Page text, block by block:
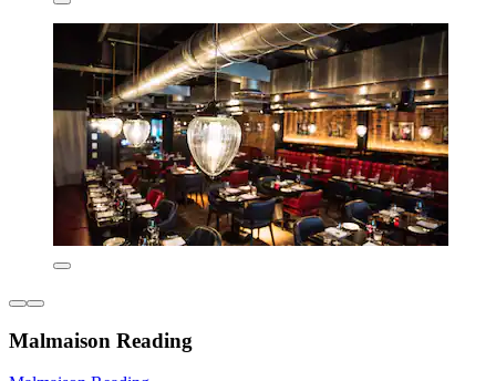
Malmaison Reading